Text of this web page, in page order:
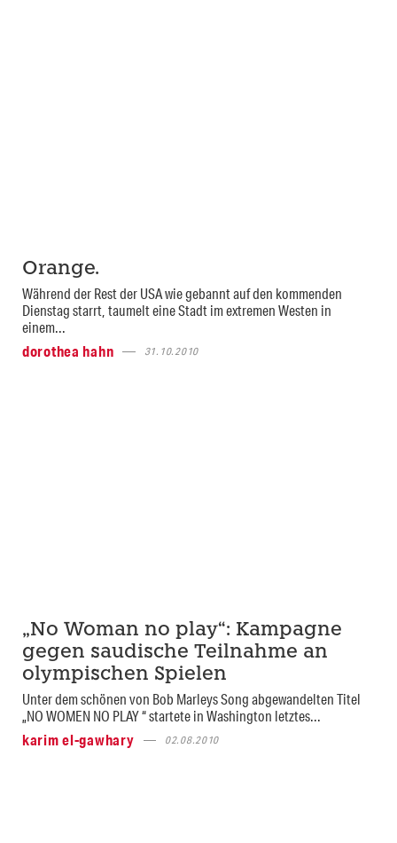
Orange.
Während der Rest der USA wie gebannt auf den kommenden
Dienstag starrt, taumelt eine Stadt im extremen Westen in
einem...
dorothea hahn
31.10.2010
„No Woman no play“: Kampagne
gegen saudische Teilnahme an
olympischen Spielen
Unter dem schönen von Bob Marleys Song abgewandelten Titel
„NO WOMEN NO PLAY “ startete in Washington letztes...
karim el-gawhary
02.08.2010